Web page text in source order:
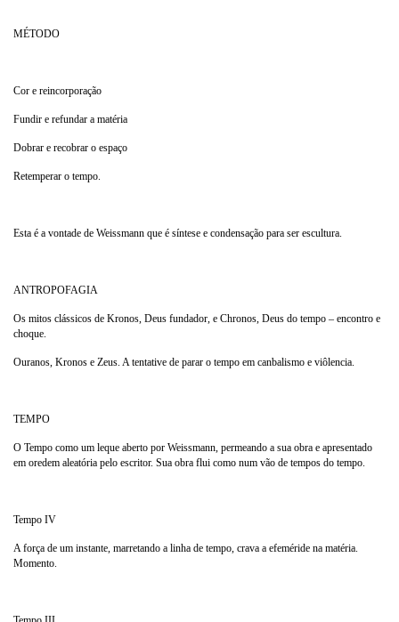
MÉTODO
Cor e reincorporação
Fundir e refundar a matéria
Dobrar e recobrar o espaço
Retemperar o tempo.
Esta é a vontade de Weissmann que é síntese e condensação para ser escultura.
ANTROPOFAGIA
Os mitos clássicos de Kronos, Deus fundador, e Chronos, Deus do tempo – encontro e
choque.
Ouranos, Kronos e Zeus. A tentative de parar o tempo em canbalismo e viôlencia.
TEMPO
O Tempo como um leque aberto por Weissmann, permeando a sua obra e apresentado
em oredem aleatória pelo escritor. Sua obra flui como num vão de tempos do tempo.
Tempo IV
A força de um instante, marretando a linha de tempo, crava a efeméride na matéria.
Momento.